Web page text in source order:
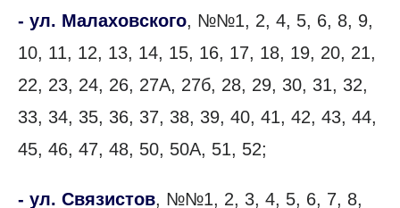
- ул. Малаховского, №№1, 2, 4, 5, 6, 8, 9,
10, 11, 12, 13, 14, 15, 16, 17, 18, 19, 20, 21,
22, 23, 24, 26, 27А, 27б, 28, 29, 30, 31, 32,
33, 34, 35, 36, 37, 38, 39, 40, 41, 42, 43, 44,
45, 46, 47, 48, 50, 50А, 51, 52;
- ул. Связистов, №№1, 2, 3, 4, 5, 6, 7, 8,